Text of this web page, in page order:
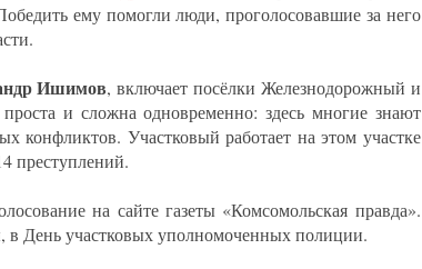
ему помогли люди, проголосовавшие за него
Ишимов, включает посёлки Железнодорожный и
и сложна одновременно: здесь многие знают
конфликтов. Участковый работает на этом участке
преступлений.
на сайте газеты «Комсомольская правда».
, в День участковых уполномоченных полиции.